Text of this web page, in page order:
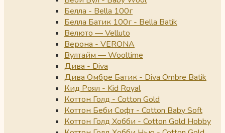
Белла - Bella 100г
Белла Батик 100г - Bella Batik
Велюто — Velluto
Верона - VERONA
Вултайм — Wooltime
Дива - Diva
Дива Омбре Батик - Diva Ombre Batik
Кид Роял - Kid Royal
Коттон Голд - Cotton Gold
Коттон Беби Софт - Cotton Baby Soft
Коттон Голд Хобби - Cotton Gold Hobby